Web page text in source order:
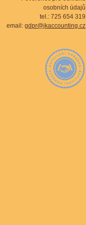
osobních údajů
tel.: 725 654 319
email: gdpr@jkaccounting.cz